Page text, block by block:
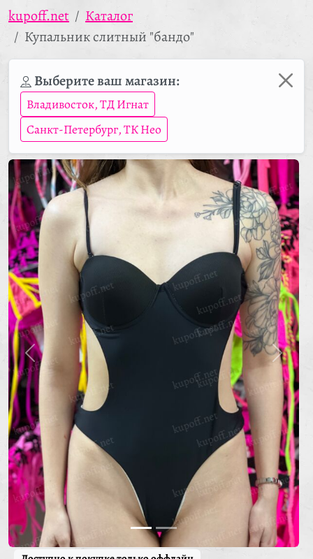
kupoff.net
Каталог
Купальник слитный "бандо"
Выберите ваш магазин:
Владивосток, ТД Игнат
Санкт-Петербург, ТК Нео